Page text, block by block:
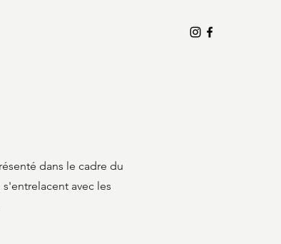
dans le cadre du
s'entrelacent avec les